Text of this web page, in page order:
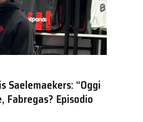
Saelemaekers: “Oggi
Fabregas? Episodio